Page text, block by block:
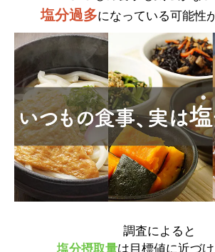
塩分過多になっている可能性
調査によると
塩分摂取量は目標値に近づ